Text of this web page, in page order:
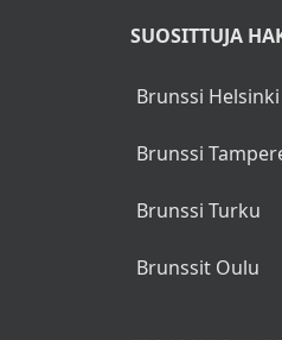
SUOSITTUJA
Brunssi Helsinki
Brunssi
Brunssi Turku
Brunssit Oulu